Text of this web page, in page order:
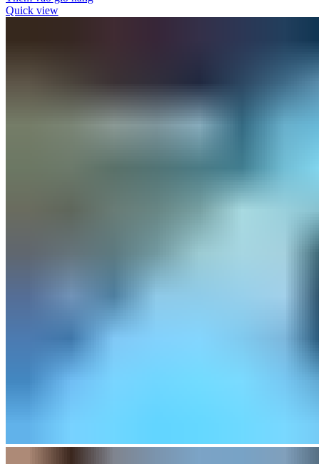
Quick view